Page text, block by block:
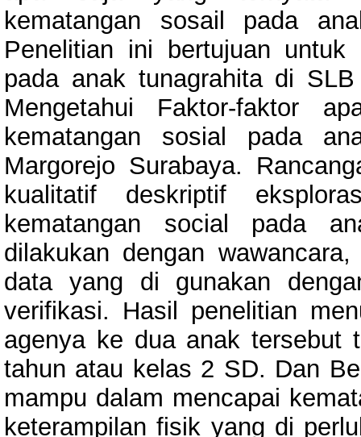
kematangan sosail pada
Penelitian ini bertujuan
pada anak tunagrahita di
Mengetahui Faktor-faktor
kematangan sosial pada
Margorejo Surabaya.
kualitatif deskriptif
kematangan social pada
dilakukan dengan
data yang di gunakan
verifikasi. Hasil penelitian
agenya ke dua anak tersebut
tahun atau kelas 2 SD. Dan
mampu dalam mencapai
keterampilan fisik yang di